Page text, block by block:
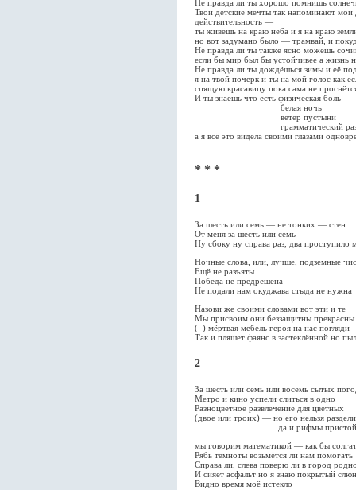
Не правда ли ты хорошо помнишь
Твои детские мечты так напоминают
действительность —
ты живёшь на краю неба и я на краю
но вот задумано было — трамвай, и
Не правда ли ты также ясно можешь
если бы мир был бы устойчивее а жизнь
Не правда ли ты дождёшься зимы и её
я на твой почерк и ты на мой голос как
спящую красавицу пока сама не
И ты знаешь что есть физическая боль
белая ночь
ветер пустыни
грамматический разбор
а я всё это видела своими глазами
* * *
1
За шесть или семь — не тонких — стен
От меня за шесть или семь
Ну сбоку ну справа раз, два проступило
Ночные слова, или, лучше, подземные
Ещё не разъяты
Победа не предрешена
Не подали нам окуджава стыда не нужна
Назови же своими словами вот эти и те
Мы присвоим они беззащитны прекрасны
( ) мёртвая мебель героя на нас погляди
Так и пляшет фаянс в застеклённой но
2
За шесть или семь или восемь сытых
Метро и кино успели слиться в одно
Разноцветное развлечение для цветных
(двое или троих) — но его нельзя
да и рифмы
мы говорим математикой — как бы
Рябь темноты возьмётся ли нам помогать
Справа ли, слева поверю ли в город
И сияет асфальт но я знаю покрытый
Видно время моё истекло